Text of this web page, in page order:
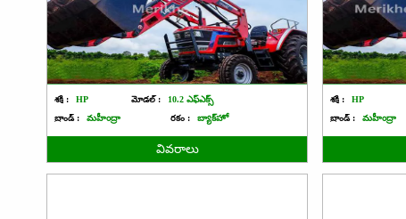
శక్తి : HP మోడల్ :
10.2 ఎఫ్ఎక్స్
బ్రాండ్ :
మహీంద్రా రకం : బ్యాక్‌హో
వివరాలు
శక్తి : HP
బ్రాండ్ :
మహీంద్రా